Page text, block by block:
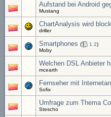
Aufstand bei Android
Mustang
ChartAnalysis wird
driller
Smartphones ( 1 2)
Moby
Welchen DSL Anbieter
mcearth
Fernseher mit
Sofix
Umfrage zum Thema
Stescho